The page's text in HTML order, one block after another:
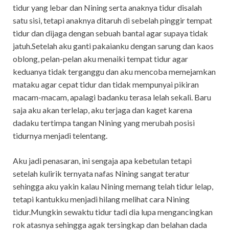
tidur yang lebar dan Nining serta anaknya tidur disalah
satu sisi, tetapi anaknya ditaruh di sebelah pinggir tempat
tidur dan dijaga dengan sebuah bantal agar supaya tidak
jatuh.Setelah aku ganti pakaianku dengan sarung dan kaos
oblong, pelan-pelan aku menaiki tempat tidur agar
keduanya tidak terganggu dan aku mencoba memejamkan
mataku agar cepat tidur dan tidak mempunyai pikiran
macam-macam, apalagi badanku terasa lelah sekali. Baru
saja aku akan terlelap, aku terjaga dan kaget karena
dadaku tertimpa tangan Nining yang merubah posisi
tidurnya menjadi telentang.
Aku jadi penasaran, ini sengaja apa kebetulan tetapi
setelah kulirik ternyata nafas Nining sangat teratur
sehingga aku yakin kalau Nining memang telah tidur lelap,
tetapi kantukku menjadi hilang melihat cara Nining
tidur.Mungkin sewaktu tidur tadi dia lupa mengancingkan
rok atasnya sehingga agak tersingkap dan belahan dada